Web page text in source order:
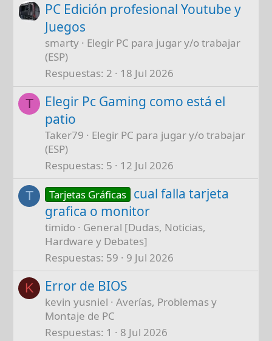
PC Edición profesional Youtube y
Juegos
smarty
Elegir PC para jugar y/o trabajar
(ESP)
Respuestas 2 18 Jul 2026
T
Elegir Pc Gaming como está el
patio
Taker79
Elegir PC para jugar y/o trabajar
(ESP)
Respuestas 5 12 Jul 2026
T Tarjetas Gráficas cual falla tarjeta
grafica o monitor
timido
General [Dudas, Noticias,
Hardware y Debates]
Respuestas 59 9 Jul 2026
K Error de BIOS
kevin yusniel
Averías, Problemas y
Montaje de PC
Respuestas 1 8 Jul 2026